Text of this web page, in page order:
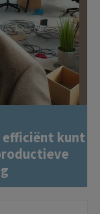
efficiënt kunt